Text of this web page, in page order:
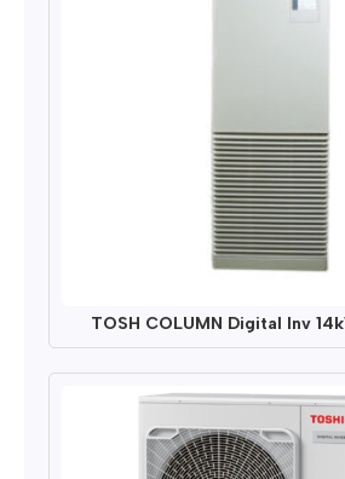
TOSH COLUMN Digital Inv